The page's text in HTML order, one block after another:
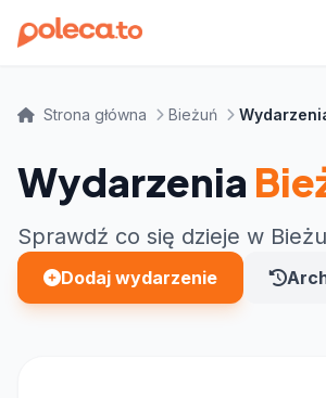
Strona główna Bieżuń
Wydarzenia
Sprawdź co się dzieje w
Dodaj wydarzenie